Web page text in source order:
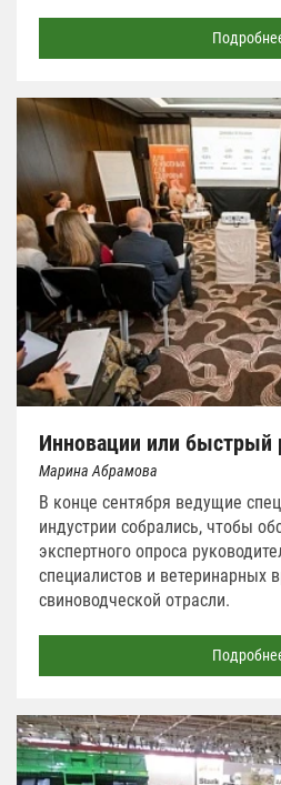
Инновации или быстрый
Марина Абрамова
В конце сентября ведущие
индустрии собрались, чтобы
экспертного опроса
специалистов и ветеринарных
свиноводческой отрасли.